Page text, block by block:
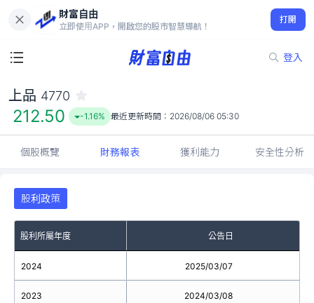
財富自由
立即使用APP，開啟您的股市智慧導航！
打開
登入
212.50
-1.16%
上品 4770
212.50 -1.16% 最近更新時間： 2026/08/06 05:30
個股概覽 財務報表 獲利能力 安全性分析
股利政策
股利所屬年度 公告日
2024
2023
2025/03/07
2024/03/08